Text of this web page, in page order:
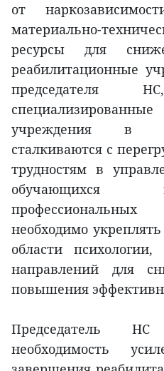
от
материально-
ресурсы для
реабилитационные
председателя
учреждения в
сталкиваются с
трудностям в
обучающихся
необходимо
области
направлений для
повышения
Председатель
необходимость